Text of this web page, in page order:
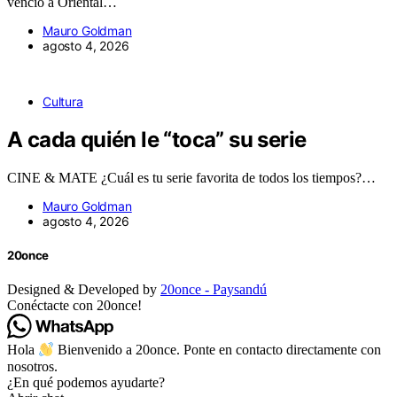
Mauro Goldman
agosto 4, 2026
Cultura
A cada quién le “toca” su serie
CINE & MATE ¿Cuál es tu serie favorita de todos los tiempos?…
Mauro Goldman
agosto 4, 2026
20once
Designed & Developed by 20once - Paysandú
Conéctacte con 20once!
Hola
Bienvenido a 20once. Ponte en contacto directamente con
nosotros.
¿En qué podemos ayudarte?